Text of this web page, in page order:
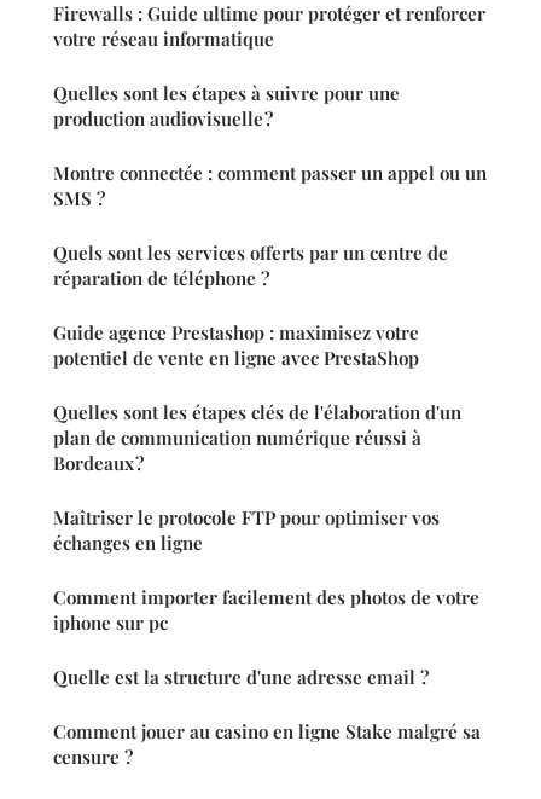
Firewalls : Guide ultime pour protéger et renforcer
votre réseau informatique
Quelles sont les étapes à suivre pour une
production audiovisuelle ?
Montre connectée : comment passer un appel ou un
SMS ?
Quels sont les services offerts par un centre de
réparation de téléphone ?
Guide agence Prestashop : maximisez votre
potentiel de vente en ligne avec PrestaShop
Quelles sont les étapes clés de l'élaboration d'un
plan de communication numérique réussi à
Bordeaux ?
Maîtriser le protocole FTP pour optimiser vos
échanges en ligne
Comment importer facilement des photos de votre
iphone sur pc
Quelle est la structure d'une adresse email ?
Comment jouer au casino en ligne Stake malgré sa
censure ?